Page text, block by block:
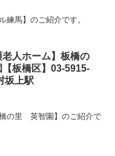
練馬】のご紹介です。
老人ホーム】板橋の
板橋区】03-5915-
上駅
の里 英智園】のご紹介で